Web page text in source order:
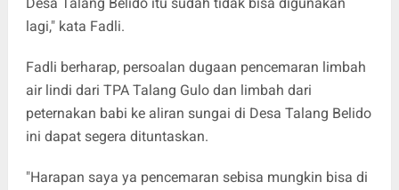
lagi," kata Fadli.
Fadli berharap, persoalan dugaan pencemaran limbah
air lindi dari TPA Talang Gulo dan limbah dari
peternakan babi ke aliran sungai di Desa Talang Belido
ini dapat segera dituntaskan.
"Harapan saya ya pencemaran sebisa mungkin bisa di